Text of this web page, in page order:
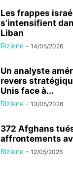
Les frappes
s’intensifient
Liban
Rizlene - 14/05/2026
Un analyste
revers
Unis face à...
Rizlene - 13/05/2026
372 Afghans
affrontements
Rizlene - 12/05/2026